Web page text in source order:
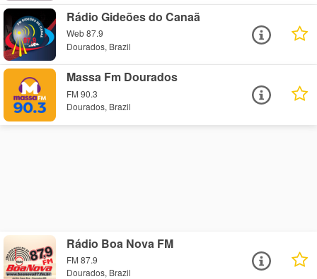
Rádio Gideões do Canaã
Web 87.9
Dourados, Brazil
Massa Fm Dourados
FM 90.3
Dourados, Brazil
Rádio Boa Nova FM
FM 87.9
Dourados, Brazil